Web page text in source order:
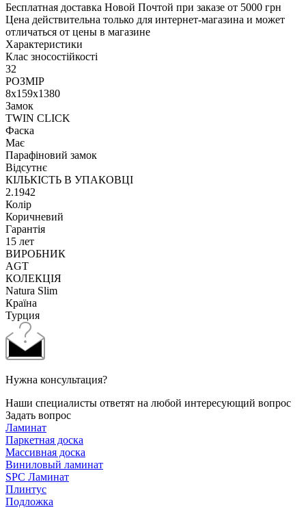
Бесплатная доставка Новой Почтой при заказе от 5000 грн
Цена действительна только для интернет-магазина и может
отличаться от цены в магазине
Характеристики
Клас зносостійкості
32
РОЗМІР
8x159x1380
Замок
TWIN CLICK
Фаска
Має
Парафіновий замок
Відсутнє
КІЛЬКІСТЬ В УПАКОВЦІ
2.1942
Колір
Коричневий
Гарантія
15 лет
ВИРОБНИК
AGT
КОЛЕКЦІЯ
Natura Slim
Країна
Турция
Нужна консультация?
Наши специалисты ответят на любой интересующий вопрос
Задать вопрос
Ламинат
Паркетная доска
Массивная доска
Виниловый ламинат
SPC Ламинат
Плинтус
Подложка